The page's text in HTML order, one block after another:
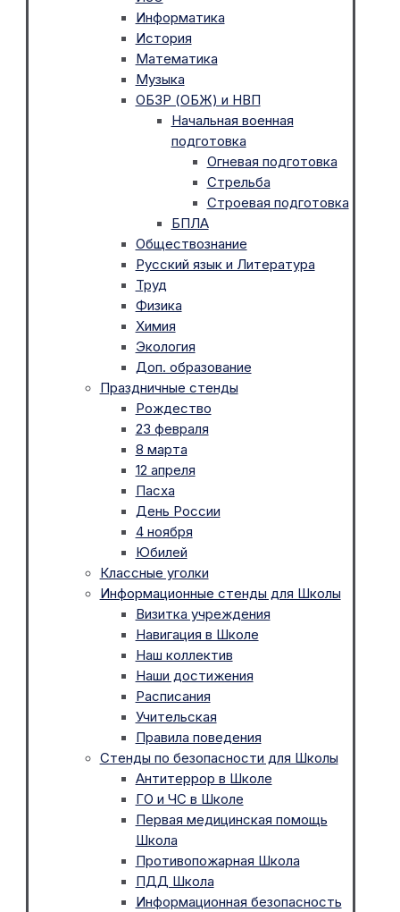
Информатика
История
Математика
Музыка
ОБЗР (ОБЖ) и НВП
Начальная военная
подготовка
Огневая подготовка
Стрельба
Строевая подготовка
БПЛА
Обществознание
Русский язык и Литература
Труд
Физика
Химия
Экология
Доп. образование
Праздничные стенды
Рождество
23 февраля
8 марта
12 апреля
Пасха
День России
4 ноября
Юбилей
Классные уголки
Информационные стенды для Школы
Визитка учреждения
Навигация в Школе
Наш коллектив
Наши достижения
Расписания
Учительская
Правила поведения
Стенды по безопасности для Школы
Антитеррор в Школе
ГО и ЧС в Школе
Первая медицинская помощь
Школа
Противопожарная Школа
ПДД Школа
Информационная безопасность